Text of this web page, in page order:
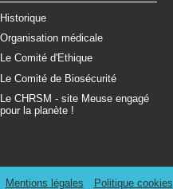
Historique
Organisation médicale
Le Comité d'Ethique
Le Comité de Biosécurité
Le CHRSM - site Meuse engagé
pour la planète !
Mentions légales Politique cookies